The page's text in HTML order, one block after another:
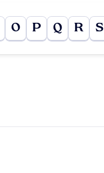
O P Q R S